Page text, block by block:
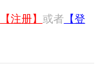
【注册】 或者 【登